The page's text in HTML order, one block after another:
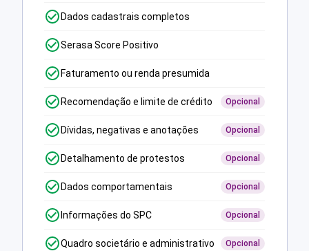
Dados cadastrais completos
Serasa Score Positivo
Faturamento ou renda presumida
Recomendação e limite de crédito Opcional
Dívidas, negativas e anotações Opcional
Detalhamento de protestos Opcional
Dados comportamentais Opcional
Informações do SPC Opcional
Quadro societário e administrativo Opcional